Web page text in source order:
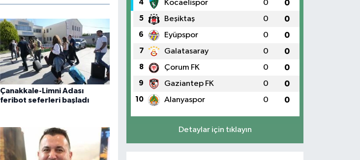
Çanakkale-Limni Adası
feribot seferleri başladı
4 Kocaelispor 0 0
5 Beşiktaş 0 0
6 Eyüpspor 0 0
7 Galatasaray 0 0
8 Çorum FK 0 0
9 Gaziantep FK 0 0
10 Alanyaspor 0 0
Detaylar için tıklayın